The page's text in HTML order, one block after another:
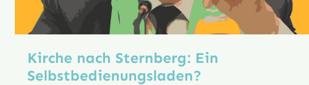
Kirche nach Sternberg: Ein
Selbstbedienungs­laden?